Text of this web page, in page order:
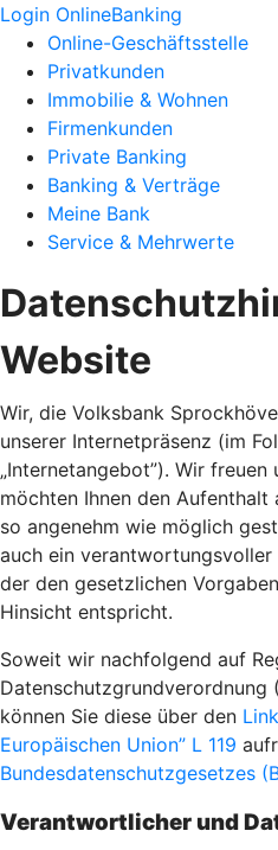
Login OnlineBanking
Online-Geschäftsstelle
Privatkunden
Immobilie & Wohnen
Firmenkunden
Private Banking
Banking & Verträge
Meine Bank
Service & Mehrwerte
Website
Wir, die Volksbank
unserer Internetpräsenz (im
„Internetangebot”). Wir freuen
möchten Ihnen den Aufenthalt
so angenehm wie möglich
auch ein
der den gesetzlichen
Hinsicht entspricht.
Soweit wir nachfolgend auf
Datenschutzgrundverordnung
können Sie diese über den
Europäischen Union” L 119
Bundesdatenschutzgesetzes
Verantwortlicher und